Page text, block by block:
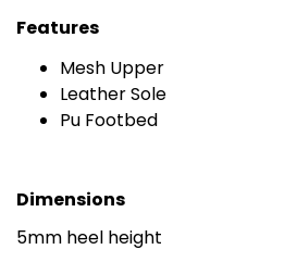
Features
Mesh Upper
Leather Sole
Pu Footbed
Dimensions
5mm heel height